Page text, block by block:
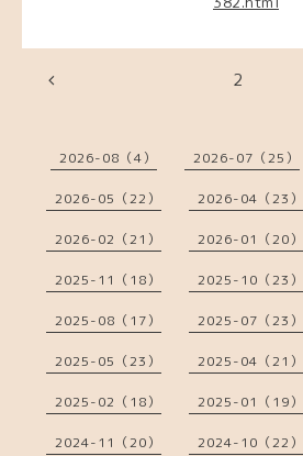
2
2026-08（4） 2026-07（25）
2026-05（22） 2026-04（23）
2026-02（21） 2026-01（20）
2025-11（18） 2025-10（23）
2025-08（17） 2025-07（23）
2025-05（23） 2025-04（21）
2025-02（18） 2025-01（19）
2024-11（20） 2024-10（22）